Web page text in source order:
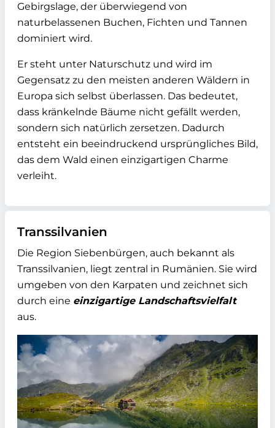
Gebirgslage, der überwiegend von
naturbelassenen Buchen, Fichten und Tannen
dominiert wird.
Er steht unter Naturschutz und wird im
Gegensatz zu den meisten anderen Wäldern in
Europa sich selbst überlassen. Das bedeutet,
dass kränkelnde Bäume nicht gefällt werden,
sondern sich natürlich zersetzen. Dadurch
entsteht ein beeindruckend ursprüngliches Bild,
das dem Wald einen einzigartigen Charme
verleiht.
Transsilvanien
Die Region Siebenbürgen, auch bekannt als
Transsilvanien, liegt zentral in Rumänien. Sie wird
umgeben von den Karpaten und zeichnet sich
durch eine einzigartige Landschaftsvielfalt
aus.